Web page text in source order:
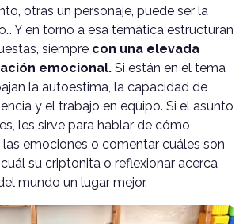
otras un personaje, puede ser la
Y en torno a esa temática estructuran
siempre con una elevada
emocional. Si están en el tema
la autoestima, la capacidad de
y el trabajo en equipo. Si el asunto
les sirve para hablar de cómo
emociones o comentar cuáles son
su criptonita o reflexionar acerca
mundo un lugar mejor.